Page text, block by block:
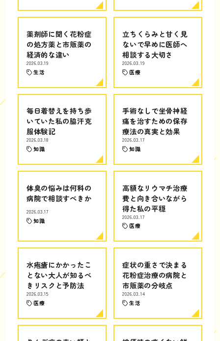
薬剤師に聞く花粉症
の処方薬と市販薬の
経済的な違い
2026.03.19
生活
立ちくらみと甘く見
ないで早めに医師へ
相談する大切さ
2026.03.19
医療
毎日着替えを持ち歩
いていた私の脇汗克
服体験記
2026.03.18
知識
手術なしで坐骨神経
痛を治すための保存
療法の真実と効果
2026.03.17
知識
体臭の悩みは何科の
病院で相談すべきか
2026.03.17
知識
高額なリウマチ治療
費と向き合いながら
得た私の平穏
2026.03.17
医療
水疱瘡にかかったこ
とない大人が知るべ
きリスクと予防法
2026.03.15
医療
症状の重さで決まる
花粉症治療の病院と
市販薬の分岐点
2026.03.14
生活